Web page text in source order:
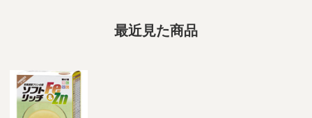
最近見た商品